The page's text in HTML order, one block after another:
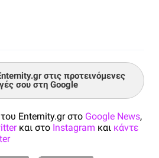
στις προτεινόμενες
σου στη Google
Enternity.gr στο Google News,
και στο Instagram και κάντε